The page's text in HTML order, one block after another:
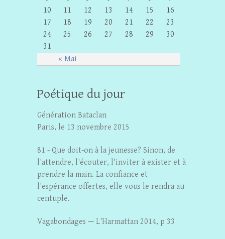
« Mai
10
11 12 13 14 15
16
17
18 19 20 21 22
23
24
25 26 27 28 29
30
31
Poétique du jour
Génération Bataclan
Paris, le 13 novembre 2015
81 - Que doit-on à la jeunesse? Sinon, de
l'attendre, l'écouter, l'inviter à exister et à
prendre la main. La confiance et
l'espérance offertes, elle vous le rendra au
centuple.
Vagabondages — L'Harmattan 2014, p 33